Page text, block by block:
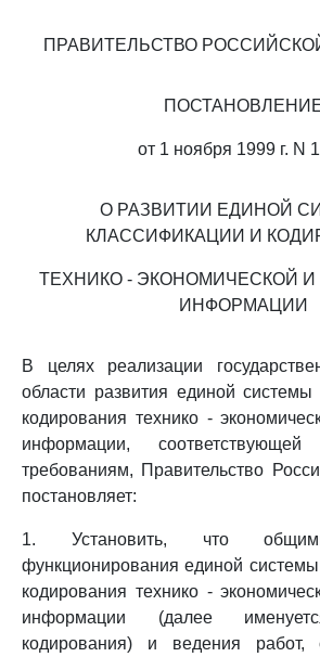
ПРАВИТЕЛЬСТВО
от 1 ноября 1999 г. N
О РАЗВИТИИ ЕДИНОЙ
КЛАССИФИКАЦИИ И
ТЕХНИКО - ЭКОНОМИЧЕСКОЙ
ИНФОРМАЦИИ
В целях реализации
области развития единой
кодирования технико -
информации, соответствующей
требованиям, Правительство
постановляет:
1. Установить, что
функционирования единой
кодирования технико -
информации (далее
кодирования) и ведения